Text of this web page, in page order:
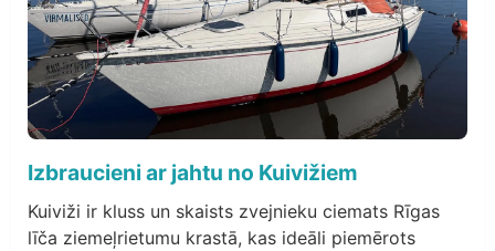
Izbraucieni ar jahtu no Kuivižiem
Kuiviži ir kluss un skaists zvejnieku ciemats Rīgas
līča ziemeļrietumu krastā, kas ideāli piemērots